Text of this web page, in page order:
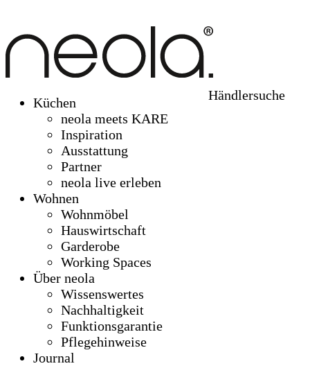
Küchen
neola meets KARE
Inspiration
Ausstattung
Partner
neola live erleben
Wohnen
Wohnmöbel
Hauswirtschaft
Garderobe
Working Spaces
Über neola
Wissenswertes
Nachhaltigkeit
Funktionsgarantie
Pflegehinweise
Journal
Händlersuche